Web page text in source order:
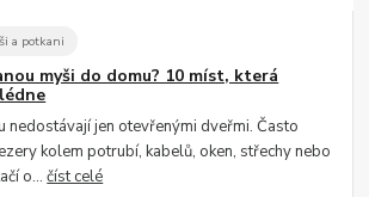
a potkani
myši do domu? 10 míst, která
nedostávají jen otevřenými dveřmi. Často
kolem potrubí, kabelů, oken, střechy nebo
o...číst celé